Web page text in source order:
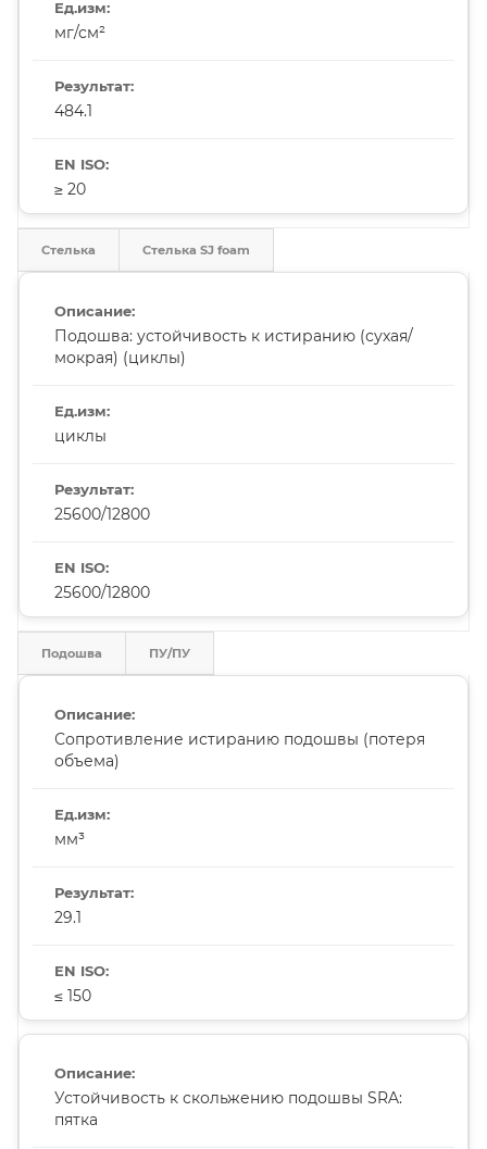
мг/см²
484.1
≥ 20
Стелька Стелька SJ foam
Подошва: устойчивость к истиранию (сухая/
мокрая) (циклы)
циклы
25600/12800
25600/12800
Подошва ПУ/ПУ
Сопротивление истиранию подошвы (потеря
объема)
мм³
29.1
≤ 150
Устойчивость к скольжению подошвы SRA:
пятка